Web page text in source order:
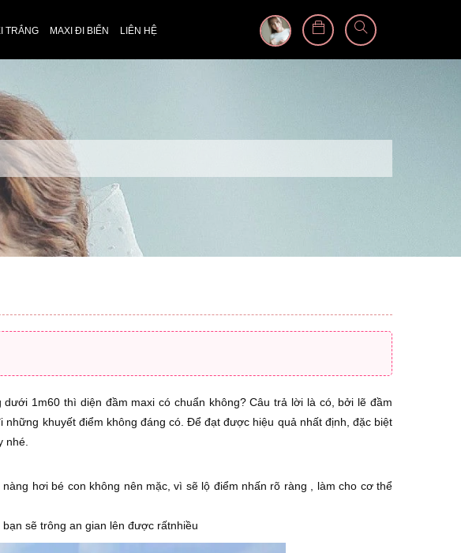
TRẮNG MAXI ĐI BIỂN LIÊN HỆ
1m60 thì diện đầm maxi có chuẩn không? Câu trả lời là có, bởi lẽ đầm
khuyết điểm không đáng có. Để đạt được hiệu quả nhất định, đặc biệt
nhé.
hơi bé con không nên mặc, vì sẽ lộ điểm nhấn rõ ràng , làm cho cơ thể
sẽ trông an gian lên được rấtnhiều